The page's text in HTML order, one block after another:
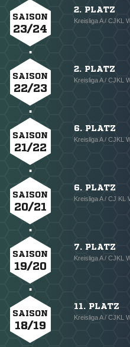
SAISON
23/24
2. PLATZ
Kreisliga A / CJKL
SAISON
22/23
2. PLATZ
Kreisliga A / CJKL
SAISON
21/22
6. PLATZ
Kreisliga A / CJKL
SAISON
20/21
6. PLATZ
Kreisliga A / CJ KL
SAISON
19/20
7. PLATZ
Kreisliga A / CJKL
SAISON
18/19
11. PLATZ
Kreisliga A / CJKL